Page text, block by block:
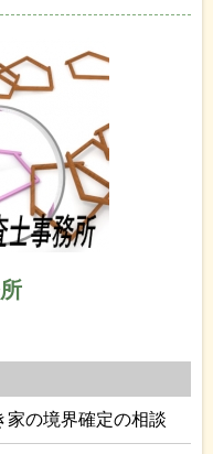
家の境界確定の相談